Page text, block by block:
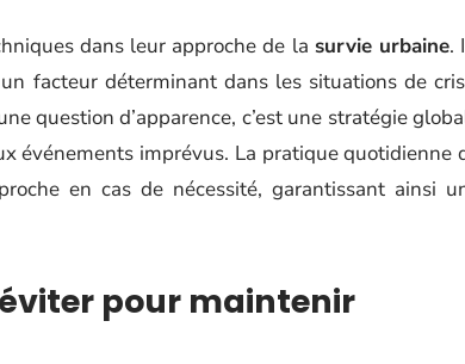
dans leur approche de la survie urbaine.
facteur déterminant dans les situations de
question d’apparence, c’est une stratégie
événements imprévus. La pratique quotidienne
en cas de nécessité, garantissant ainsi
pour maintenir